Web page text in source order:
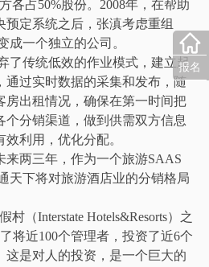
报名
各占50%股份。2008年，在帮助
定系统之后，张滇考虑重组
成一个独立的公司。
传统低效的作业模式，建立起
通过实时数据的采集和发布，随
房出租情况，确保在第一时间把
个分销渠道，做到供需双方信息
利用，优化分配。
两三年，作为一个旅游SAAS
天下将对旅游酒店业的分销格局
（Interstate Hotels&Resorts）之
将近100个管理者，投资了近6个
这是对人的投资，是一个巨大的